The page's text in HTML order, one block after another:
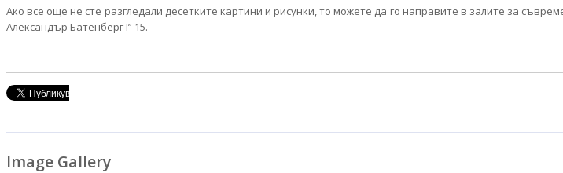
Ако все още не сте разгледали десетките картини и рисунки, то можете да го направите в залите за
Александър Батенберг I” 15.
Image Gallery